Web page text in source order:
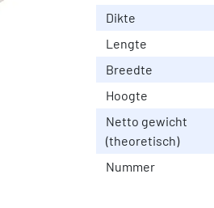
Dikte
Lengte
Breedte
Hoogte
Netto gewicht
(theoretisch)
Nummer